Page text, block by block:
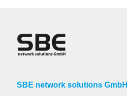
SBE network solutions GmbH